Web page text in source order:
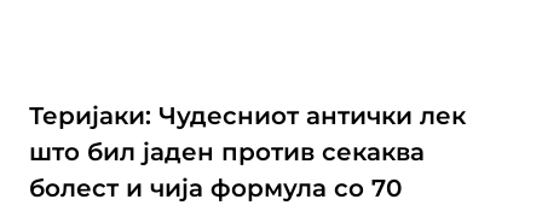
Теријаки: Чудесниот антички лек
што бил јаден против секаква
болест и чија формула со 70